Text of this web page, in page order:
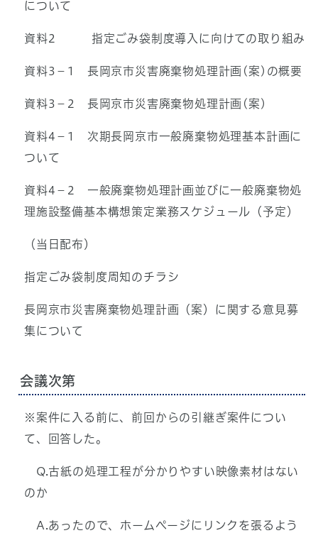
について
資料2 指定ごみ袋制度導入に向けての取り組み
資料3－1 長岡京市災害廃棄物処理計画(案)の概要
資料3－2 長岡京市災害廃棄物処理計画(案)
資料4－1 次期長岡京市一般廃棄物処理基本計画に
ついて
資料4－2 一般廃棄物処理計画並びに一般廃棄物処
理施設整備基本構想策定業務スケジュール（予定）
（当日配布）
指定ごみ袋制度周知のチラシ
長岡京市災害廃棄物処理計画（案）に関する意見募
集について
会議次第
※案件に入る前に、前回からの引継ぎ案件につい
て、回答した。
Q.古紙の処理工程が分かりやすい映像素材はない
のか
A.あったので、ホームページにリンクを張るよう